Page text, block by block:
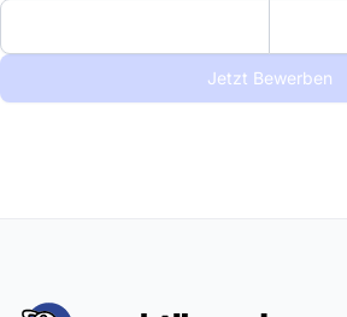
Jetzt Bewerben